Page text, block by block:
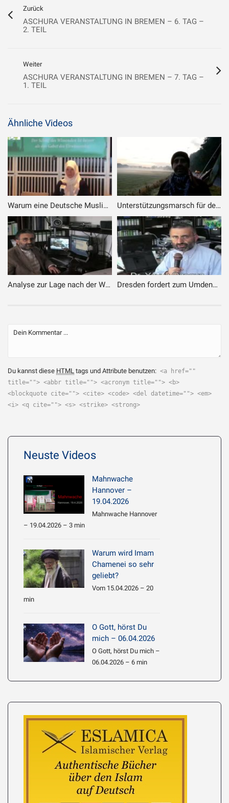
Zurück
ASCHURA VERANSTALTUNG IN BREMEN – 6. TAG –
2. TEIL
Weiter
ASCHURA VERANSTALTUNG IN BREMEN – 7. TAG –
1. TEIL
Ähnliche Videos
Warum eine Deutsche Muslima wird Unterstützungsmarsch für den weltweit größten Friedensmarsch nach Kerbela zum Arbain von Imam Hussain (a.) 28.09.2021
Analyse zur Lage nach der Wahl im Iran 2009 Dresden fordert zum Umdenken auf
Du kannst diese HTML tags und Attribute benutzen: <a href=""
title=""> <abbr title=""> <acronym title=""> <b>
<blockquote cite=""> <cite> <code> <del datetime=""> <em>
<i> <q cite=""> <s> <strike> <strong>
Neuste Videos
Mahnwache
Hannover –
19.04.2026
Mahnwache Hannover
– 19.04.2026 – 3 min
Warum wird Imam
Chamenei so sehr
geliebt?
Vom 15.04.2026 – 20
min
O Gott, hörst Du
mich – 06.04.2026
O Gott, hörst Du mich –
06.04.2026 – 6 min